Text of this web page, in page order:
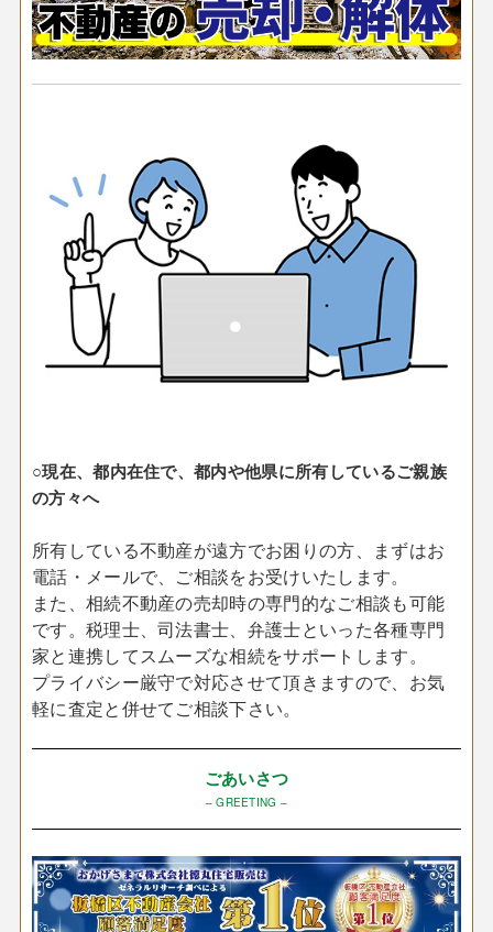
○現在、都内在住で、都内や他県に所有しているご親族
の方々へ
所有している不動産が遠方でお困りの方、まずはお
電話・メールで、ご相談をお受けいたします。
また、相続不動産の売却時の専門的なご相談も可能
です。税理士、司法書士、弁護士といった各種専門
家と連携してスムーズな相続をサポートします。
プライバシー厳守で対応させて頂きますので、お気
軽に査定と併せてご相談下さい。
ごあいさつ
– GREETING –